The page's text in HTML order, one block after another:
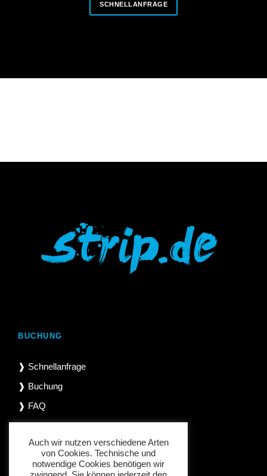
SCHNELLANFRAGE
BUCHUNG
❱ Schnellanfrage
❱ Buchung
❱ FAQ
INFORMATIONEN
Auch wir nutzen verschiedene Arten
von Cookies. Technische und
notwendige Cookies benötigen wir